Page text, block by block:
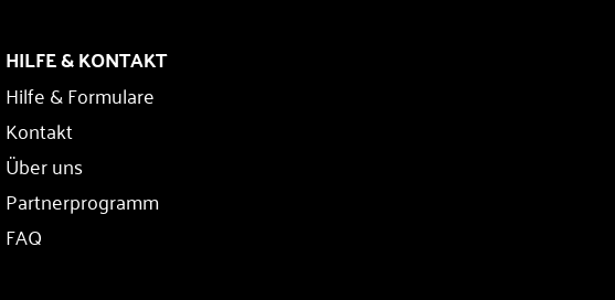
HILFE & KONTAKT
Hilfe & Formulare
Kontakt
Über uns
Partnerprogramm
FAQ